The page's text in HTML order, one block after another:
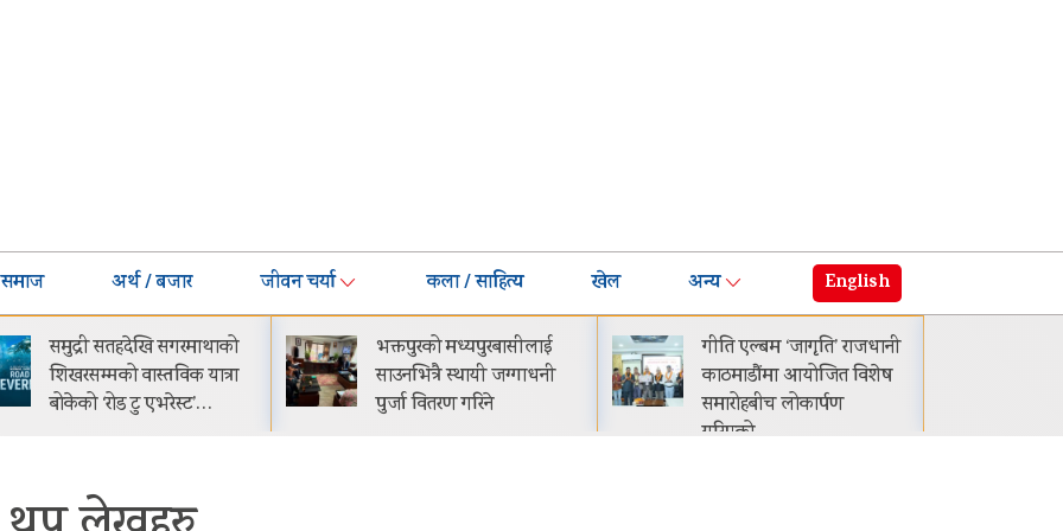
समाज अर्थ / बजार जीवन चर्या कला / साहित्य खेल अन्य English
समुद्री सतहदेखि सगरमाथाको
शिखरसम्मको वास्तविक यात्रा
बोकेको ‘रोड टु एभरेस्ट’…
भक्तपुरको मध्यपुरबासीलाई
साउनभित्रै स्थायी जग्गाधनी
पुर्जा वितरण गरिने
गीति एल्बम ‘जागृति’ राजधानी
काठमाडौंमा आयोजित विशेष
समारोहबीच लोकार्पण
गरिएको…